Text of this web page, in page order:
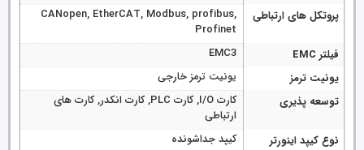
پروتکل های ارتباطی
CANopen, EtherCAT, Modbus, profibus,
Profinet
فیلتر EMC
EMC3
یونیت ترمز
یونیت ترمز خارجی
توسعه پذیری
کارت I/O, کارت PLC, کارت انکدر, کارت های
ارتباطی
نوع کیپد اینورتر
کیپد جداشونده